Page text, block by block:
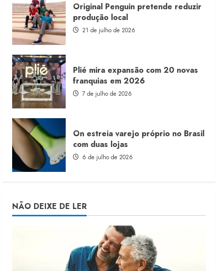
Original Penguin pretende reduzir
produção local
21 de julho de 2026
Plié mira expansão com 20 novas
franquias em 2026
7 de julho de 2026
On estreia varejo próprio no Brasil
com duas lojas
6 de julho de 2026
NÃO DEIXE DE LER